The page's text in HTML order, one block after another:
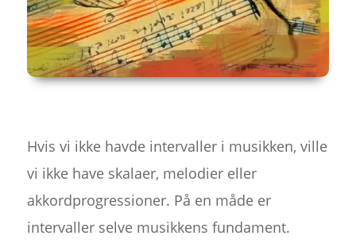
Hvis vi ikke havde intervaller i musikken, ville
vi ikke have skalaer, melodier eller
akkordprogressioner. På en måde er
intervaller selve musikkens fundament.